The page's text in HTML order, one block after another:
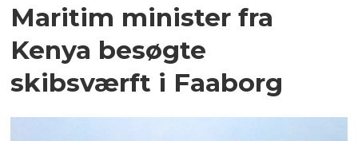
Maritim minister fra
Kenya besøgte
skibsværft i Faaborg